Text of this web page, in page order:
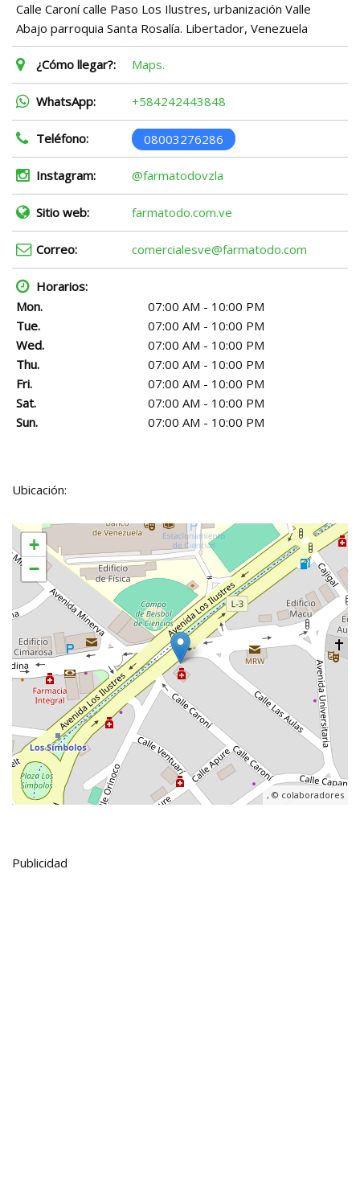
Calle Caroní calle Paso Los Ilustres, urbanización Valle
Abajo parroquia Santa Rosalía. Libertador, Venezuela
¿Cómo llegar?: Maps.
WhatsApp: +584242443848
Teléfono: 08003276286
Instagram: @farmatodovzla
Sitio web: farmatodo.com.ve
Correo: comercialesve@farmatodo.com
Horarios:
Mon.
07:00 AM - 10:00 PM
Tue.
07:00 AM - 10:00 PM
Wed.
07:00 AM - 10:00 PM
Thu.
07:00 AM - 10:00 PM
Fri.
07:00 AM - 10:00 PM
Sat.
07:00 AM - 10:00 PM
Sun.
07:00 AM - 10:00 PM
Ubicación:
+
−
, © colaboradores
Publicidad